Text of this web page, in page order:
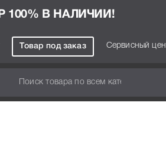
100% В НАЛИЧИИ!
Товар под заказ Сервисный